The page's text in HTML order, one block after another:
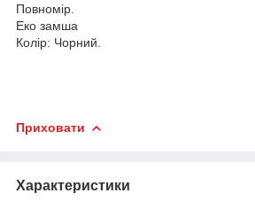
Повномір.
Еко замша
Колір: Чорний.
Приховати
Характеристики